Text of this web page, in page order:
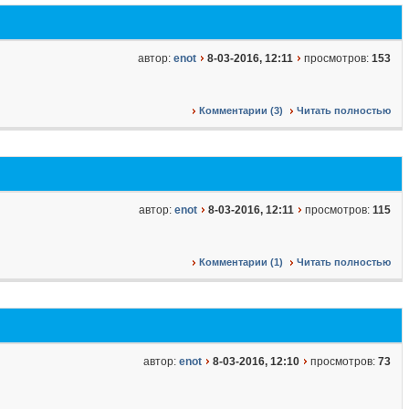
автор: enot 8-03-2016, 12:11 просмотров: 153
Комментарии (3) Читать полностью
автор: enot 8-03-2016, 12:11 просмотров: 115
Комментарии (1) Читать полностью
автор: enot 8-03-2016, 12:10 просмотров: 73